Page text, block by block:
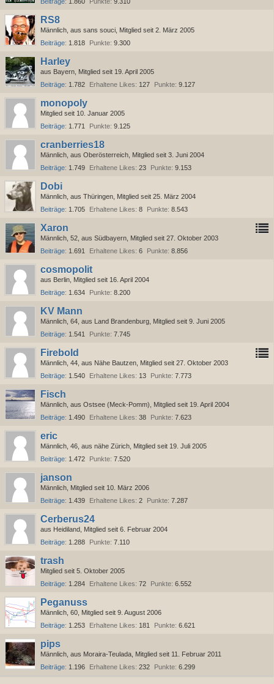
RS8
Männlich aus sans souci Mitglied seit 2. März 2005
Beiträge 1.818 Punkte 9.300
Harley
aus Bayern Mitglied seit 19. April 2005
Beiträge 1.782 Erhaltene Likes 127 Punkte 9.127
monopoly
Mitglied seit 10. Januar 2005
Beiträge 1.771 Punkte 9.125
cranberries18
Männlich aus Oberösterreich Mitglied seit 3. Juni 2004
Beiträge 1.749 Erhaltene Likes 23 Punkte 9.153
Dobi
Männlich aus Thüringen Mitglied seit 25. März 2004
Beiträge 1.705 Erhaltene Likes 8 Punkte 8.543
Xaron
Männlich 52 aus Südbayern Mitglied seit 27. Oktober 2003
Beiträge 1.691 Erhaltene Likes 6 Punkte 8.856
cosmopolit
aus Berlin Mitglied seit 16. April 2004
Beiträge 1.634 Punkte 8.200
KV Mann
Männlich 64 aus Land Brandenburg Mitglied seit 9. Juni 2005
Beiträge 1.541 Punkte 7.745
Firebold
Männlich 44 aus Nähe Bautzen Mitglied seit 27. Oktober 2003
Beiträge 1.540 Erhaltene Likes 13 Punkte 7.773
Fisch
Männlich aus Ostsee (Meck-Pomm)
Mitglied seit 19. April 2004
Beiträge 1.490 Erhaltene Likes 38 Punkte 7.623
eric
Männlich 46 aus nähe Zürich Mitglied seit 19. Juli 2005
Beiträge 1.472 Punkte 7.520
janson
Männlich Mitglied seit 10. März 2006
Beiträge 1.439 Erhaltene Likes 2 Punkte 7.287
Cerberus24
aus Heidiland Mitglied seit 6. Februar 2004
Beiträge 1.288 Punkte 7.110
trash
Mitglied seit 5. Oktober 2005
Beiträge 1.284 Erhaltene Likes 72 Punkte 6.552
Peganuss
Männlich 60 Mitglied seit 9. August 2006
Beiträge 1.253 Erhaltene Likes 181 Punkte 6.621
pips
Männlich aus Moraira-Teulada Mitglied seit 11. Februar 2011
Beiträge 1.196 Erhaltene Likes 232 Punkte 6.299